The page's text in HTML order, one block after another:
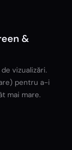
&
vizualizări.
pentru a-i
mai mare.